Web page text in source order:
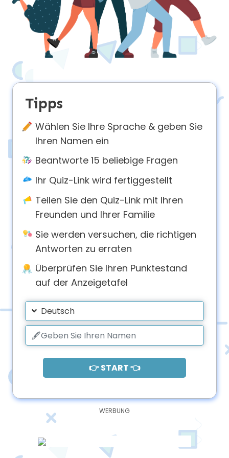
About
Contact
us
Tipps
Wählen Sie Ihre Sprache & geben Sie
Ihren Namen ein
Beantworte 15 beliebige Fragen
Ihr Quiz-Link wird fertiggestellt
Teilen Sie den Quiz-Link mit Ihren
Freunden und Ihrer Familie
Sie werden versuchen, die richtigen
Antworten zu erraten
Überprüfen Sie Ihren Punktestand
auf der Anzeigetafel
Deutsch
👉 START 👈